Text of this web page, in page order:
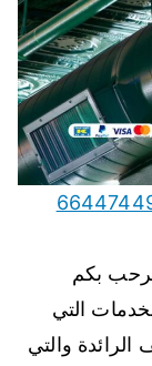
دكت التكييف المركزي نويصيب 66447449
بكم
التي
والتي